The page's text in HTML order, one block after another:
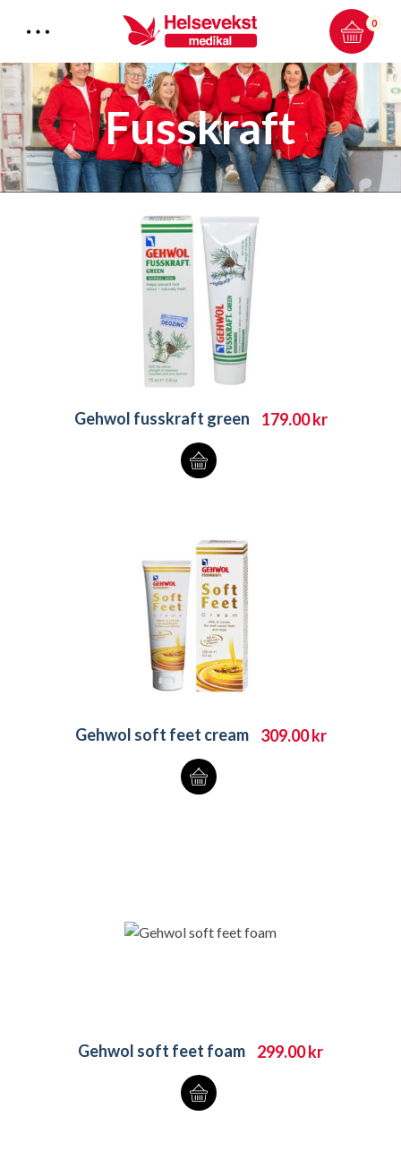
0
Total: 0.00kr
HANDLEKURV & KASSE
Fusskraft
Gehwol fusskraft green 179.00kr
Gehwol soft feet cream 309.00kr
Gehwol soft feet foam 299.00kr